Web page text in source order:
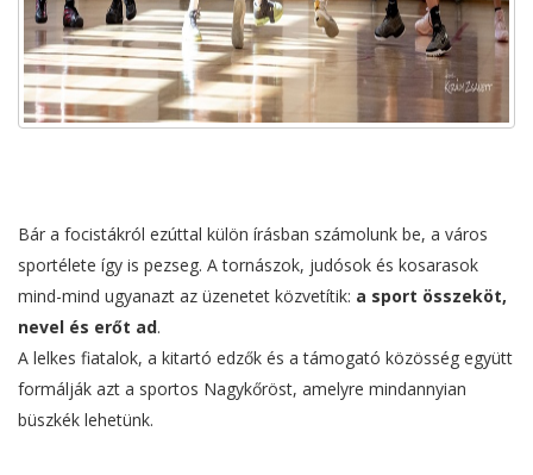
Bár a focistákról ezúttal külön írásban számolunk be, a város
sportélete így is pezseg. A tornászok, judósok és kosarasok
mind-mind ugyanazt az üzenetet közvetítik: a sport összeköt,
nevel és erőt ad.
A lelkes fiatalok, a kitartó edzők és a támogató közösség együtt
formálják azt a sportos Nagykőröst, amelyre mindannyian
büszkék lehetünk.